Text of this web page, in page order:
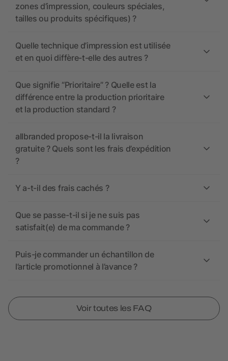
zones d’impression, couleurs spéciales,
tailles ou produits spécifiques) ?
Quelle technique d’impression est utilisée
et en quoi diffère-t-elle des autres ?
Que signifie “Prioritaire” ? Quelle est la
différence entre la production prioritaire
et la production standard ?
allbranded propose-t-il la livraison
gratuite ? Quels sont les frais d’expédition
?
Y a-t-il des frais cachés ?
Que se passe-t-il si je ne suis pas
satisfait(e) de ma commande ?
Puis-je commander un échantillon de
l’article promotionnel à l’avance ?
Voir toutes les FAQ